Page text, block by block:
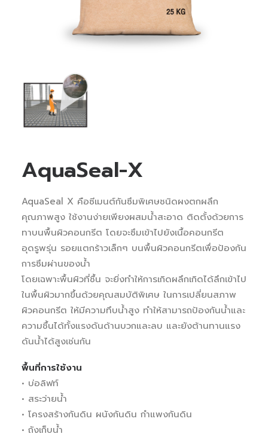
AquaSeal-X
AquaSeal X คือซีเมนต์กันซึมพิเศษชนิดผงตกผลึก
คุณภาพสูง ใช้งานง่ายเพียงผสมน้ำสะอาด ติดตั้งด้วยการ
ทาบนพื้นผิวคอนกรีต โดยจะซึมเข้าไปยังเนื้อคอนกรีต
อุดรูพรุ่น รอยแตกร้าวเล็กๆ บนพื้นผิวคอนกรีตเพื่อป้องกัน
การซึมผ่านของน้ำ
โดยเฉพาะพื้นผิวที่ชื้น จะยิ่งทำให้การเกิดผลึกเกิดได้ลึกเข้าไป
ในพื้นผิวมากขึ้นด้วยคุณสมบัติพิเศษ ในการเปลี่ยนสภาพ
ผิวคอนกรีต ให้มีความทึบน้ำสูง ทำให้สามารถป้องกันน้ำและ
ความชื้นได้ทั้งแรงดันด้านบวกและลบ และยังต้านทานแรง
ดันน้ำได้สูงเช่นกัน
พื้นที่การใช้งาน
• บ่อลิฟท์
• สระว่ายน้ำ
• โครงสร้างกันดิน ผนังกันดิน กำแพงกันดิน
• ถังเก็บน้ำ